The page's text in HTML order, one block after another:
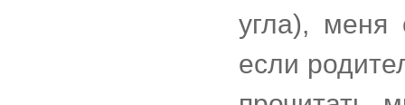
угла), меня
если